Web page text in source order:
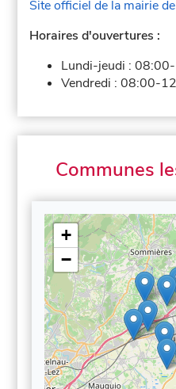
Site officiel de la mairie
Horaires d'ouvertures :
Lundi-jeudi :
Vendredi :08:00-
Communes
+
−